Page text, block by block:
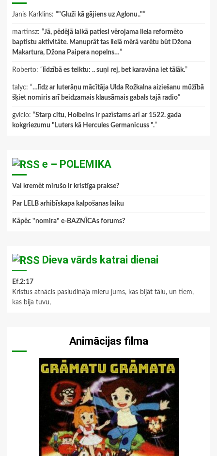
Janis Karklins: “"Gluži kā gājiens uz Aglonu.."”
martinsz: “Jā, pēdējā laikā patiesi vērojama liela reformēto
baptistu aktivitāte. Manuprāt tas lielā mērā varētu būt Džona
Makartura, Džona Paipera nopelns…”
Roberto: “ līdzībā es teiktu: .. suņi rej, bet karavāna iet tālāk.”
talyc: “…līdz ar luterāņu mācītāja Ulda Rožkalna aiziešanu mūžībā
šķiet nomiris arī beidzamais klausāmais gabals tajā radio”
gviclo: “Starp citu, Holbeins ir pazīstams arī ar 1522. gada
kokgriezumu "Luters kā Hercules Germanicuss ".”
e – POLEMIKA
Vai kremēt mirušo ir kristīga prakse?
Par LELB arhibīskapa kalpošanas laiku
Kāpēc "nomira" e-BAZNĪCAs forums?
Dieva vārds katrai dienai
Ef.2:17
Kristus atnācis pasludināja mieru jums, kas bijāt tālu, un tiem,
kas bija tuvu,
Animācijas filma